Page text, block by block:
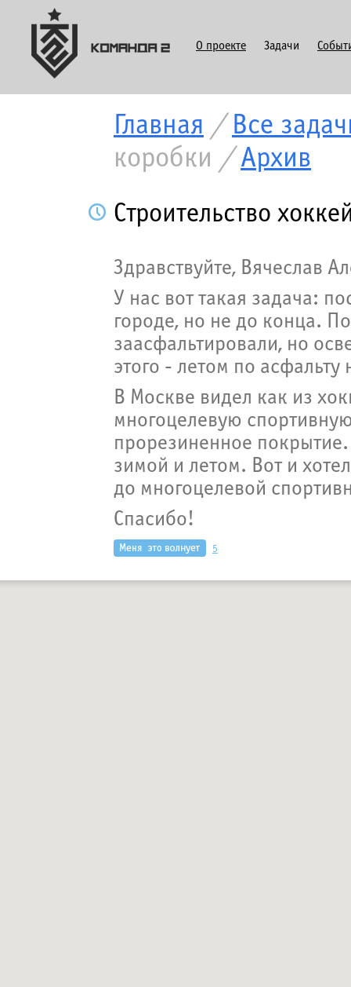
О проекте Задачи
Главная / Все
коробки / Архив
Строительство
Здравствуйте, Вячеслав
У нас вот такая задача:
городе, но не до конца.
заасфальтировали, но
этого - летом по
В Москве видел как из
многоцелевую
прорезиненное
зимой и летом. Вот и
до многоцелевой
Спасибо!
5